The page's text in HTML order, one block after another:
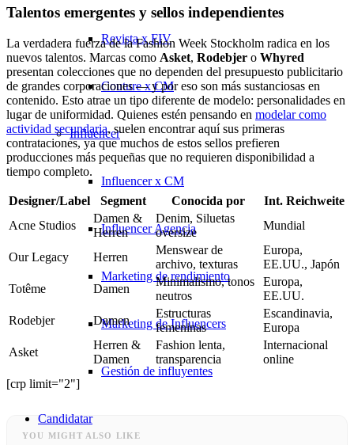
Revista x FIV
Couture x CM
Influencer
Influencer x CM
Influencer Agencia
Marketing de rendimiento
Marketing de Influencers
Gestión de influyentes
Candidatar
Talentos emergentes y sellos independientes
La verdadera fuerza de la Fashion Week Stockholm radica en los
nuevos talentos. Marcas como Asket, Rodebjer o Whyred
presentan colecciones que no dependen del presupuesto publicitario
de grandes corporaciones — y por eso son más sustanciosas en
contenido. Esto atrae un tipo diferente de modelo: personalidades en
lugar de uniformidad. Quienes estén pensando en modelar como
actividad secundaria, suelen encontrar aquí sus primeras
contrataciones, ya que muchos de estos sellos prefieren
producciones más pequeñas que no requieren disponibilidad a
tiempo completo.
Designer/Label Segment Conocida por
Int. Reichweite
Acne Studios
Damen &
Herren
Denim, Siluetas
oversize
Mundial
Our Legacy Herren
Menswear de
archivo, texturas
Europa,
EE.UU., Japón
Totême
Damen
Minimalismo, tonos
neutros
Europa,
EE.UU.
Rodebjer
Damen
Estructuras
femeninas
Escandinavia,
Europa
Asket
Herren &
Damen
Fashion lenta,
transparencia
Internacional
online
[crp limit="2"]
YOU MIGHT ALSO LIKE